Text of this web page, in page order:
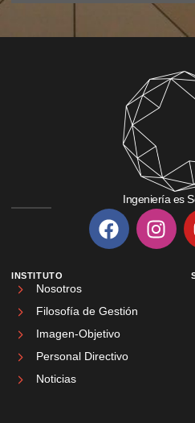
Ingeniería es
INSTITUTO
Nosotros
Filosofía de Gestión
Imagen-Objetivo
Personal Directivo
Noticias